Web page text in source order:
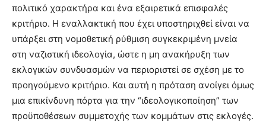
πολιτικό χαρακτήρα και ένα εξαιρετικά επισφαλές
κριτήριο. Η εναλλακτική που έχει υποστηριχθεί είναι να
υπάρξει στη νομοθετική ρύθμιση συγκεκριμένη μνεία
στη ναζιστική ιδεολογία, ώστε η μη ανακήρυξη των
εκλογικών συνδυασμών να περιοριστεί σε σχέση με το
προηγούμενο κριτήριο. Και αυτή η πρόταση ανοίγει όμως
μια επικίνδυνη πόρτα για την “ιδεολογικοποίηση” των
προϋποθέσεων συμμετοχής των κομμάτων στις εκλογές.